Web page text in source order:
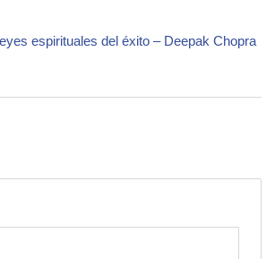
espirituales del éxito – Deepak Chopra